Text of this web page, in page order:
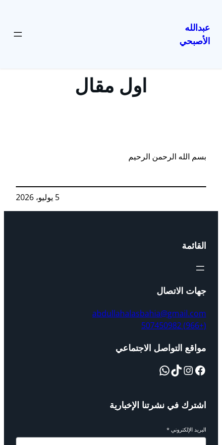
تخطى
عبدالله
الأصبحي
اول مقال
بسم الله الرحمن الرحيم
5 يوليو، 2026
القائمة
جهات الاتصال
abdullahalasbahia@gmail.com
(+966) 507450982
مواقع التواصل الاجتماعي
Facebook
Instagram
TikTok واتساب
اشترك في نشرتنا الإخبارية
البريد الإلكتروني *